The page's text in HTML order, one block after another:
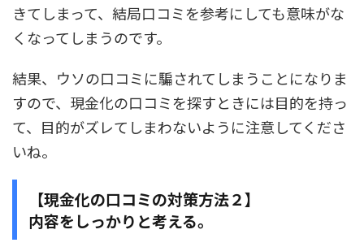
きてしまって、結局口コミを参考にしても意味がな
くなってしまうのです。
結果、ウソの口コミに騙されてしまうことになりま
すので、現金化の口コミを探すときには目的を持っ
て、目的がズレてしまわないように注意してくださ
いね。
【現金化の口コミの対策方法２】
内容をしっかりと考える。